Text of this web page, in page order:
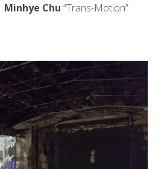
Minhye Chu “Trans-Motion”